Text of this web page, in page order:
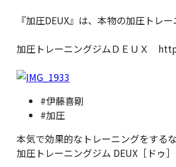
『加圧DEUX』は、本物の加圧トレ
加圧トレーニングジムＤＥＵＸ
#伊藤喜剛
#加圧
本気で効果的なトレーニングをする
加圧トレーニングジム DEUX［ドゥ］